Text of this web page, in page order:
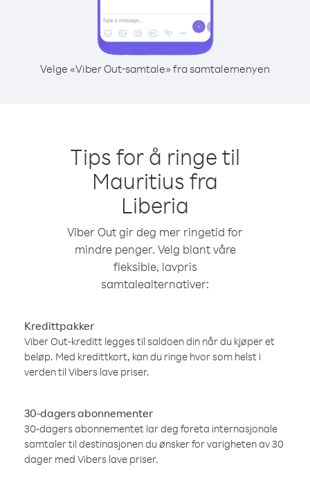
Velge «Viber Out-samtale» fra samtalemenyen
Tips for å ringe til
Mauritius fra
Liberia
Viber Out gir deg mer ringetid for
mindre penger. Velg blant våre
fleksible, lavpris
samtalealternativer:
Kredittpakker
Viber Out-kreditt legges til saldoen din når du kjøper et
beløp. Med kredittkort, kan du ringe hvor som helst i
verden til Vibers lave priser.
30-dagers abonnementer
30-dagers abonnementet lar deg foreta internasjonale
samtaler til destinasjonen du ønsker for varigheten av 30
dager med Vibers lave priser.